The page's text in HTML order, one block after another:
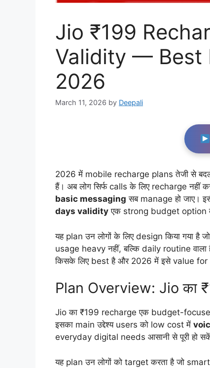
Jio ₹199
Validity — Best
2026
March 11, 2026 by Deepali
2026 में mobile recharge plans तेजी से
हैं। अब लोग सिर्फ calls के लिए recharge नहीं
basic messaging सब manage हो जाए।
days validity एक strong budget option
यह plan उन लोगों के लिए design किया गया है
usage heavy नहीं, बल्कि daily routine
किसके लिए best है और 2026 में इसे value for
Plan Overview: Jio का
Jio का ₹199 recharge एक budget-
इसका main उद्देश्य users को low cost में
everyday digital needs आसानी से पूरी हो
यह plan उन लोगों को target करता है जो